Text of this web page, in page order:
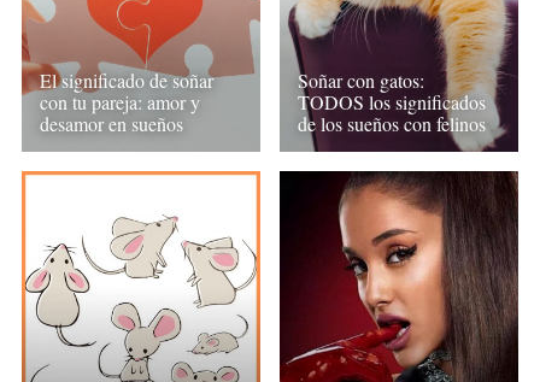
El significado de soñar
con tu pareja: amor y
desamor en sueños
Soñar con gatos:
TODOS los significados
de los sueños con felinos